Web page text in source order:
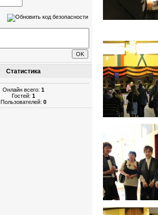
Статистика
Онлайн всего: 1
Гостей: 1
Пользователей: 0